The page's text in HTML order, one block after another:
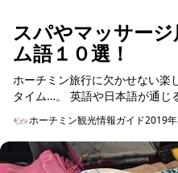
スパやマッサー
ム語１０選！
ホーチミン旅行に欠かせない楽
タイム…。 英語や日本語が通じるお店も多いですが、少しのベト
ナム語を話すだけでセラピスト
...
ホーチミン観光情報ガイド2019